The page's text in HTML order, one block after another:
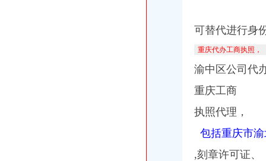
可替代进行身
重庆代办工商执照，
渝中区公司
重庆工商
执照代理，
包括重庆市
,刻章许可证、